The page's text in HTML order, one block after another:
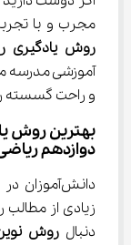
مجرب و با تجربه
روش یادگیری
و راحت گسسته
بهترین روش
دوازدهم
دنبال روش